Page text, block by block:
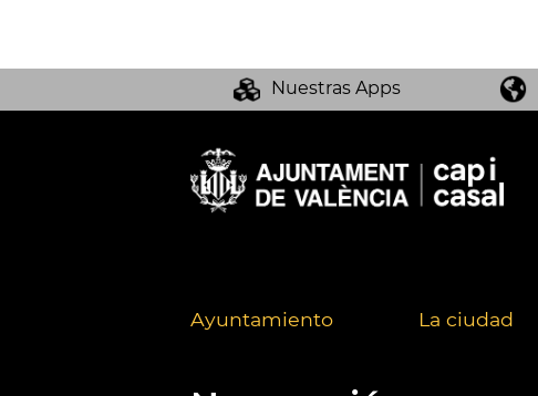
Nuestras Apps
Ayuntamiento La ciudad